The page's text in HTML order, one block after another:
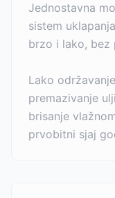
Jednostavna
sistem
brzo i lako, bez
Lako
premazivanje
brisanje
prvobitni sjaj